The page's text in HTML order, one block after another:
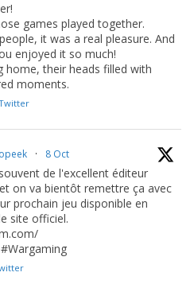
games played together.
it was a real pleasure. And
enjoyed it so much!
home, their heads filled with
moments.
· 8 Oct
de l'excellent éditeur
on va bientôt remettre ça avec
prochain jeu disponible en
site officiel.